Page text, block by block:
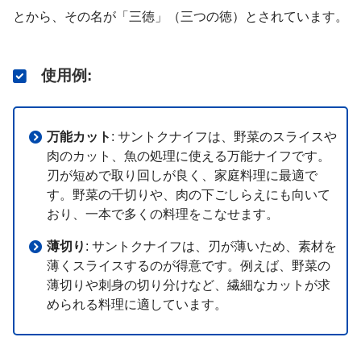
とから、その名が「三徳」（三つの徳）とされています。
使用例:
万能カット : サントクナイフは、野菜のスライスや
肉のカット、魚の処理に使える万能ナイフです。
刃が短めで取り回しが良く、家庭料理に最適で
す。野菜の千切りや、肉の下ごしらえにも向いて
おり、一本で多くの料理をこなせます。
薄切り : サントクナイフは、刃が薄いため、素材を
薄くスライスするのが得意です。例えば、野菜の
薄切りや刺身の切り分けなど、繊細なカットが求
められる料理に適しています。